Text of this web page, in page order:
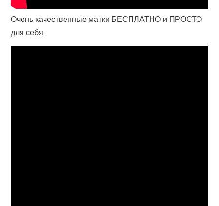
Очень качественные матки БЕСПЛАТНО и ПРОСТО
для себя.